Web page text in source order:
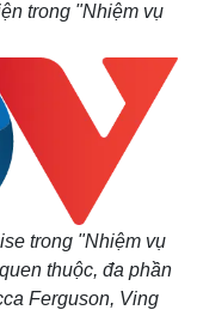
trong "Nhiệm vụ
trong "Nhiệm vụ
thuộc, đa phần
Ferguson, Ving